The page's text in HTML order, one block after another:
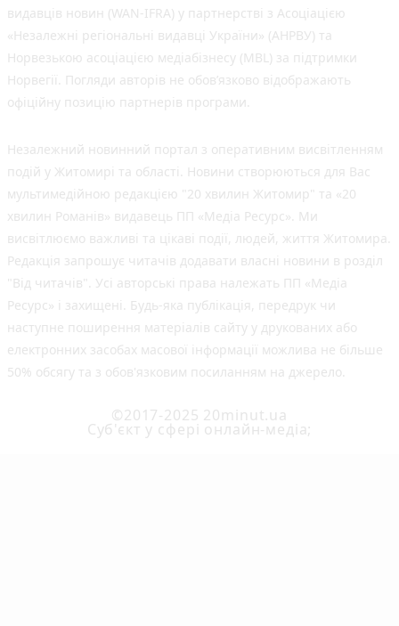
видавців новин (WAN-IFRA) у партнерстві з Асоціацією
«Незалежні регіональні видавці України» (АНРВУ) та
Норвезькою асоціацією медіабізнесу (MBL) за підтримки
Норвегії. Погляди авторів не обов’язково відображають
офіційну позицію партнерів програми.
Незалежний новинний портал з оперативним висвітленням
подій у Житомирі та області. Новини створюються для Вас
мультимедійною редакцією "20 хвилин Житомир" та «20
хвилин Романів» видавець ПП «Медіа Ресурс». Ми
висвітлюємо важливі та цікаві події, людей, життя Житомира.
Редакція запрошує читачів додавати власні новини в розділ
"Від читачів". Усі авторські права належать ПП «Медіа
Ресурс» і захищені. Будь-яка публiкацiя, передрук чи
наступне поширення матеріалів сайту у друкованих або
електронних засобах масової інформації можлива не більше
50% обсягу та з обов'язковим посиланням на джерело.
©2017-2025 20minut.ua
Cуб'єкт у сфері онлайн-медіа;